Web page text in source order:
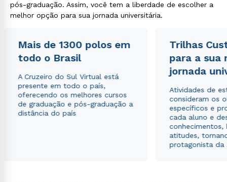
pós-graduação. Assim, você tem a liberdade de escolher a
melhor opção para sua jornada universitária.
Mais de 1300 polos em
todo o Brasil
A Cruzeiro do Sul Virtual está
presente em todo o país,
oferecendo os melhores cursos
de graduação e pós-graduação a
distância do país
Trilhas
para a sua
jornada
Atividades de
consideram os
específicos e
cada aluno e
conhecimentos,
atitudes,
protagonista da